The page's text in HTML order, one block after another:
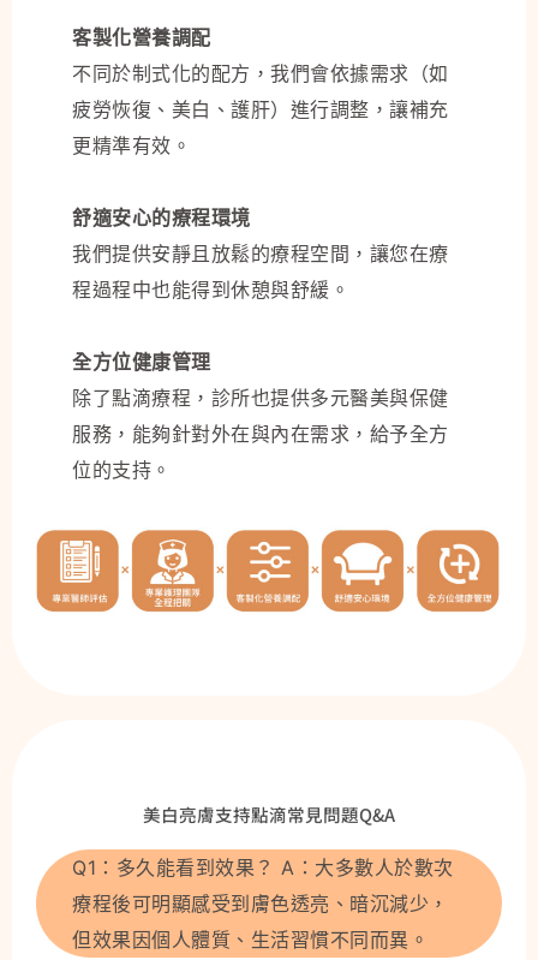
客製化營養調配
不同於制式化的配方，我們會依據需求（如
疲勞恢復、美白、護肝）進行調整，讓補充
更精準有效。
舒適安心的療程環境
我們提供安靜且放鬆的療程空間，讓您在療
程過程中也能得到休憩與舒緩。
全方位健康管理
除了點滴療程，診所也提供多元醫美與保健
服務，能夠針對外在與內在需求，給予全方
位的支持。
美白亮膚支持點滴常見問題Q&A
Q1：多久能看到效果？ A：大多數人於數次
療程後可明顯感受到膚色透亮、暗沉減少，
但效果因個人體質、生活習慣不同而異。